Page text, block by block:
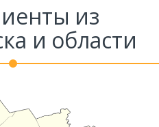
из
и области